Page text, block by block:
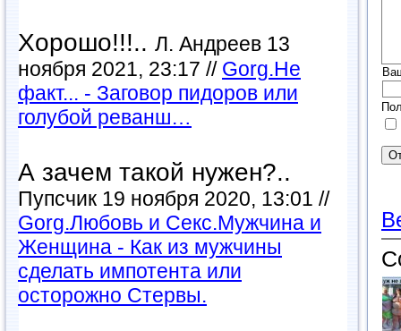
Хорошо!!!.. Л. Андреев 13
ноября 2021, 23:17 // Gorg.Не
факт... - Заговор пидоров или
голубой реванш…
А зачем такой нужен?..
Пупсчик 19 ноября 2020, 13:01 //
Gorg.Любовь и Секс.Мужчина и
Женщина - Как из мужчины
сделать импотента или
осторожно Стервы.